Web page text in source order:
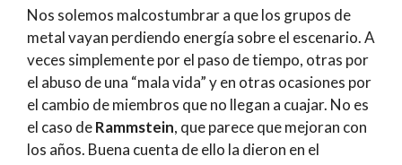
Nos solemos malcostumbrar a que los grupos de
metal vayan perdiendo energía sobre el escenario. A
veces simplemente por el paso de tiempo, otras por
el abuso de una “mala vida” y en otras ocasiones por
el cambio de miembros que no llegan a cuajar. No es
el caso deRammstein, que parece que mejoran con
los años. Buena cuenta de ello la dieron en el